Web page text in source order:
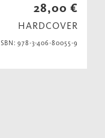
28,00 €
HARDCOVER
ISBN: 978-3-406-80055-9